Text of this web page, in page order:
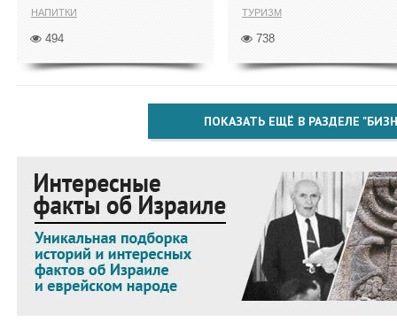
НАПИТКИ
494
ТУРИЗМ
738
ПОКАЗАТЬ ЕЩЁ В РАЗДЕЛЕ